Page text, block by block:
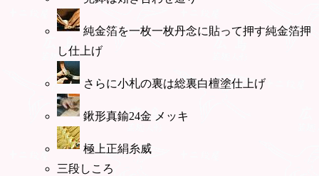
純金箔を一枚一枚丹念に貼って押す純金箔押
し仕上げ
さらに小札の裏は総裏白檀塗仕上げ
鍬形真鍮24金 メッキ
極上正絹糸威
三段しころ